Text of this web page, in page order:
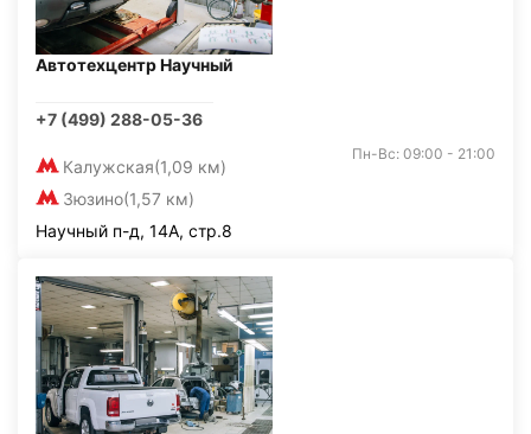
Автотехцентр Научный
+7 (499) 288-05-36
Калужская(1,09 км)
Зюзино(1,57 км)
Пн-Вс: 09:00 - 21:00
Научный п-д, 14А, стр.8